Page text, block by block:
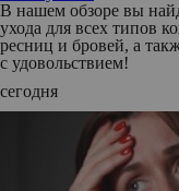
В нашем обзоре вы
ухода для всех типов
ресниц и бровей, а
с удовольствием!
сегодня